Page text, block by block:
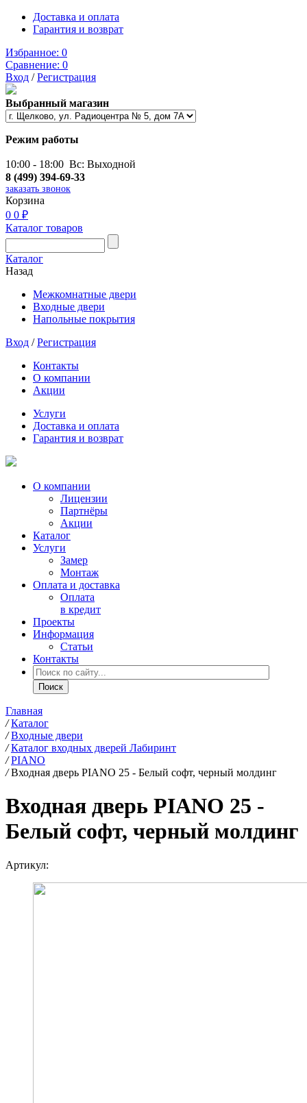
Доставка и оплата
Гарантия и возврат
Избранное: 0
Сравнение: 0
Вход /Регистрация
Выбранный магазин
Режим работы
10:00 - 18:00 Вс: Выходной
8 (499) 394-69-33
заказать звонок
Корзина
0 0 ₽
Каталог товаров
Каталог
Назад
Межкомнатные двери
Входные двери
Напольные покрытия
Вход /Регистрация
Контакты
О компании
Акции
Услуги
Доставка и оплата
Гарантия и возврат
О компании
Лицензии
Партнёры
Акции
Каталог
Услуги
Замер
Монтаж
Оплата и доставка
Оплата
в кредит
Проекты
Информация
Статьи
Контакты
Главная
/ Каталог
/ Входные двери
/ Каталог входных дверей Лабиринт
/ PIANO
/ Входная дверь PIANO 25 - Белый софт, черный молдинг
Входная дверь PIANO 25 -
Белый софт, черный молдинг
Артикул: